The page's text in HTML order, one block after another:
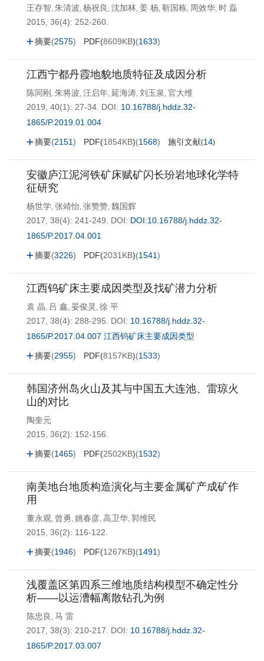
王存智, 朱清波, 杨祝良 , 沈加林, 姜 杨, 靳国栋, 周效华, 时 磊
2015, 36(4): 252-260.
摘要(2575) PDF(8609KB)(1633)
江西宁都丹霞地貌地质特征及成因分析
陈同刚 , 朱将波, 汪启年, 延海涛, 刘玉泉 , 官大维
2019, 40(1): 27-34. DOI: 10.16788/j.hddz.32-
1865/P.2019.01.004
摘要(2151) PDF(1854KB)(1568) 施引文献(14)
安徽庐江泥河铁矿床赋矿闪长玢岩地球化学特
征研究
杨世学, 张靖怡, 张赞赞, 魏国辉
2017, 38(4): 241-249.
DOI: DOI:10.16788/j.hddz.32-
1865/P.2017.04.001
摘要(3226) PDF(2031KB)(1541)
江西钨矿床主要成因类型及找矿潜力分析
袁 晶, 吕 鑫, 晏俊灵 , 徐 平
2017, 38(4): 288-295.
DOI: 10.16788/j.hddz.32-
1865/P.2017.04.007 江西钨矿床主要成因类型
摘要(2955) PDF(8157KB)(1533)
韩国济州岛火山及其与中国五大连池、雷琼火
山的对比
陶奎元
2015, 36(2): 152-156.
摘要(1465) PDF(2502KB)(1532)
南美地台地质构造演化与主要金属矿产成矿作
用
董永观, 曾勇 , 姚春彦, 高卫华, 郭维民
2015, 36(2): 116-122.
摘要(1946) PDF(1267KB)(1491)
浅覆盖区第四系三维地质结构模型不确定性分
析——以运漕幅离散钻孔为例
陈忠良 , 马 雷
2017, 38(3): 210-217.
DOI: 10.16788/j.hddz.32-
1865/P.2017.03.007